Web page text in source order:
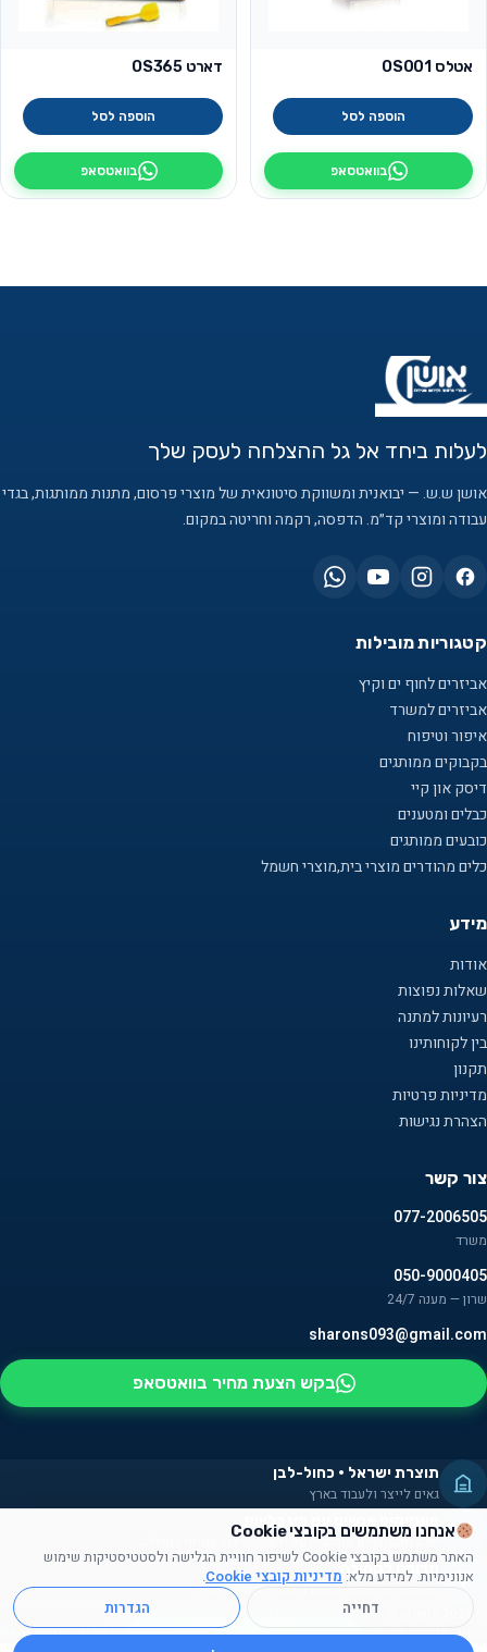
אטלס OS001
הוספה לסל
בוואטסאפ
דארט OS365
הוספה לסל
בוואטסאפ
לעלות ביחד אל גל ההצלחה לעסק שלך
אושן ש.ש. — יבואנית ומשווקת סיטונאית של מוצרי פרסום, מתנות ממותגות, בגדי
עבודה ומוצרי קד״מ. הדפסה, רקמה וחריטה במקום.
קטגוריות מובילות
אביזרים לחוף ים וקיץ
אביזרים למשרד
איפור וטיפוח
בקבוקים ממותגים
דיסק און קיי
כבלים ומטענים
כובעים ממותגים
כלים מהודרים מוצרי בית,מוצרי חשמל
מידע
אודות
שאלות נפוצות
רעיונות למתנה
בין לקוחותינו
תקנון
מדיניות פרטיות
הצהרת נגישות
צור קשר
077-2006505
משרד
050-9000405
שרון — מענה 24/7
sharons093@gmail.com
בקש הצעת מחיר בוואטסאפ
תוצרת ישראל · כחול-לבן
גאים לייצר ולעבוד בארץ
מעסיקים אנשים עם מוגבלויות
חלק מהמוצרים מורכבים על ידם — שילוב אמיתי בקהילה
תרומה לקהילה
תורמים זמן, מוצרים ועזרה לקהילה הישראלית
תקנון·מדיניות פרטיות·עוגיות·נגישות אתר נבנה על ידיסוכנות Nexo
אנחנו יכולים לעזור לכם למצוא
אנחנו משתמשים בקובצי Cookie
האתר משתמש בקובצי Cookie לשיפור חוויית הגלישה ולסטטיסטיקות שימוש
אנונימיות. למידע מלא: מדיניות קובצי Cookie
.
דחייה
הגדרות